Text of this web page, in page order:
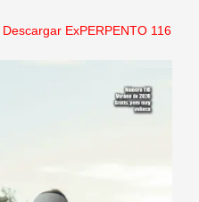
Descargar ExPERPENTO 116